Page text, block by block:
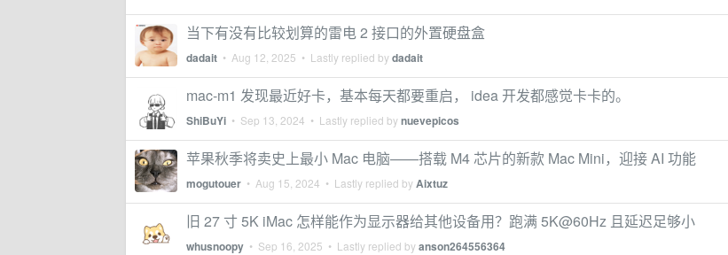
当下有没有比较划算的雷电 2 接口的外置硬盘盒
dadait • Aug 12, 2025 • Lastly replied bydadait
mac-m1 发现最近好卡，基本每天都要重启， idea 开发都感觉卡卡的。
ShiBuYi • Sep 13, 2024 • Lastly replied bynuevepicos
苹果秋季将卖史上最小 Mac 电脑——搭载 M4 芯片的新款 Mac Mini，迎接 AI 功能
mogutouer • Aug 15, 2024 • Lastly replied byAixtuz
旧 27 寸 5K iMac 怎样能作为显示器给其他设备用？跑满 5K@60Hz 且延迟足够小
whusnoopy • Sep 16, 2025 • Lastly replied byanson264556364